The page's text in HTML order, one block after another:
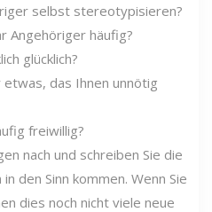
selbst stereotypisieren?
Angehöriger häufig?
glücklich?
das Ihnen unnötig
freiwillig?
nach und schreiben Sie die
den Sinn kommen. Wenn Sie
dies noch nicht viele neue